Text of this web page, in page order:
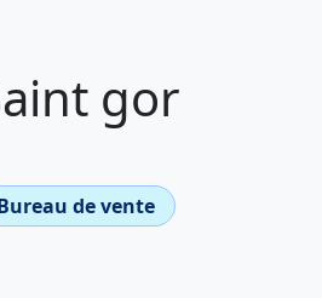
gor
de vente